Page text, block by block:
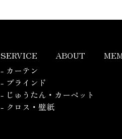
SERVICE
- カーテン
- ブラインド
- じゅうたん・カーペット
- クロス・壁紙
ABOUT